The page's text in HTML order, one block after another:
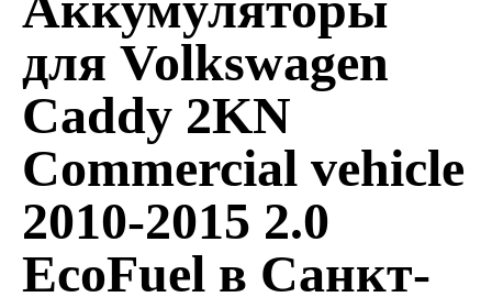
для Volkswagen
Caddy 2KN
Commercial vehicle
2010-2015 2.0
EcoFuel в Санкт-